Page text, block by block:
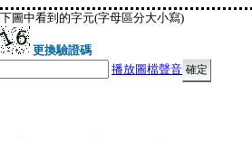
圖中看到的字元(字母區分大小寫)
更換驗證碼
播放圖檔聲音